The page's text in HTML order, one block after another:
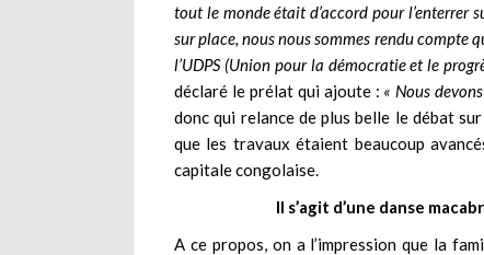
tout le monde était d’accord pour l’enterrer
sur place, nous nous sommes rendu compte
l’UDPS (Union pour la démocratie et le
déclaré le prélat qui ajoute : « Nous
donc qui relance de plus belle le débat
que les travaux étaient beaucoup
capitale congolaise.
Il s’agit d’une danse
A ce propos, on a l’impression que la